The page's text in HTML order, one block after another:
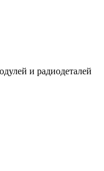
и радиодеталей